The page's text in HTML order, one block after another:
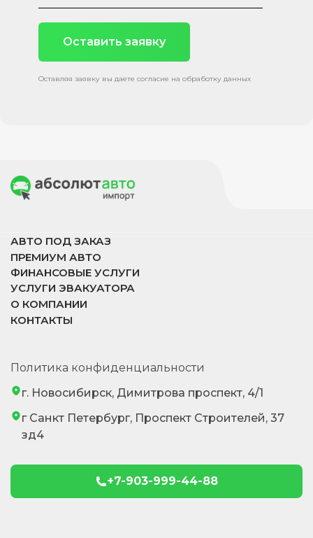
Оставить заявку
Оставляя заявку вы даете согласие на обработку данных
АВТО ПОД ЗАКАЗ
ПРЕМИУМ АВТО
ФИНАНСОВЫЕ УСЛУГИ
УСЛУГИ ЭВАКУАТОРА
О КОМПАНИИ
КОНТАКТЫ
Политика конфиденциальности
г. Новосибирск, Димитрова проспект, 4/1
г Санкт Петербург, Проспект Строителей, 37
зд4
+7-903-999-44-88